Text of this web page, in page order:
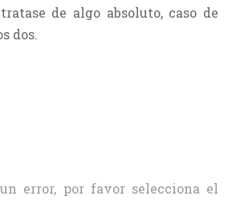
de algo absoluto, caso de
dos.
error, por favor selecciona el